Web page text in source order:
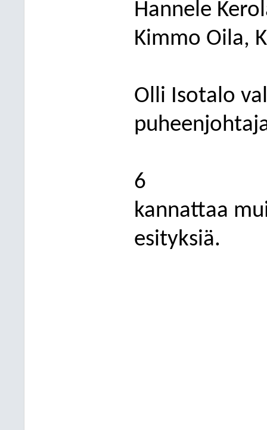
Hannele
Kimmo Oila,
Olli Isotalo
6
kannattaa
esityksiä.